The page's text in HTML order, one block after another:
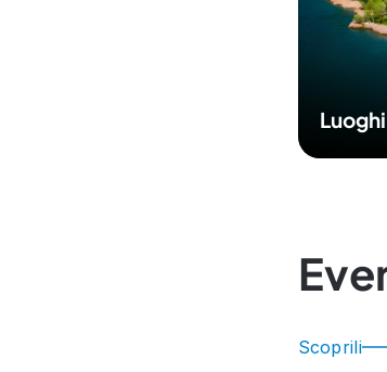
Scoprili